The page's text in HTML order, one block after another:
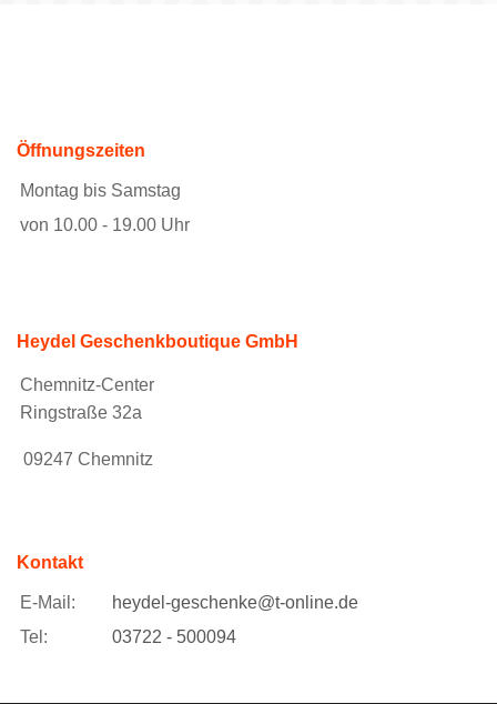
Öffnungszeiten
Montag bis Samstag
von 10.00 - 19.00 Uhr
Heydel Geschenkboutique GmbH
Chemnitz-Center
Ringstraße 32a
09247 Chemnitz
Kontakt
E-Mail:
heydel-geschenke@t-online.de
Tel:
03722 - 500094